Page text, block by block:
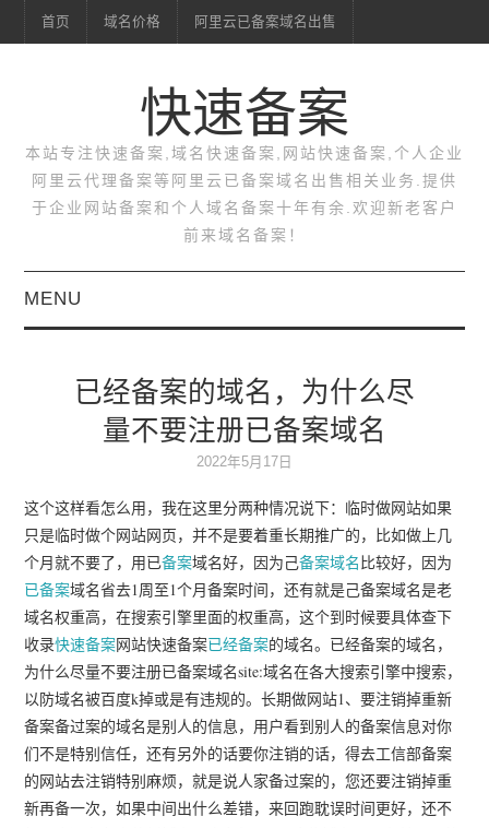
首页 域名价格 阿里云已备案域名出售
快速备案
本站专注快速备案,域名快速备案,网站快速备案,个人企业
阿里云代理备案等阿里云已备案域名出售相关业务.提供
于企业网站备案和个人域名备案十年有余.欢迎新老客户
前来域名备案！
MENU
域名价格
阿里云已备案域名出售
已经备案的域名，为什么尽
量不要注册已备案域名
2022年5月17日
这个这样看怎么用，我在这里分两种情况说下：临时做网站如果
只是临时做个网站网页，并不是要着重长期推广的，比如做上几
个月就不要了，用已备案域名好，因为己备案域名比较好，因为
已备案域名省去1周至1个月备案时间，还有就是己备案域名是老
域名权重高，在搜索引擎里面的权重高，这个到时候要具体查下
收录快速备案网站快速备案已经备案的域名。已经备案的域名，
为什么尽量不要注册已备案域名site:域名在各大搜索引擎中搜索，
以防域名被百度k掉或是有违规的。长期做网站1、要注销掉重新
备案备过案的域名是别人的信息，用户看到别人的备案信息对你
们不是特别信任，还有另外的话要你注销的话，得去工信部备案
的网站去注销特别麻烦，就是说人家备过案的，您还要注销掉重
新再备一次，如果中间出什么差错，来回跑耽误时间更好，还不